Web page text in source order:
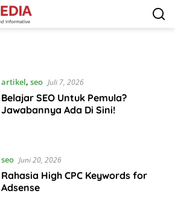
artikel, seo Juli 7, 2026
Belajar SEO Untuk Pemula?
Jawabannya Ada Di Sini!
seo Juni 20, 2026
Rahasia High CPC Keywords for
Adsense